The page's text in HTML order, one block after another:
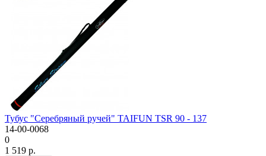
Тубус "Серебряный ручей" TAIFUN TSR 90 - 137
14-00-0068
0
1 519 р.